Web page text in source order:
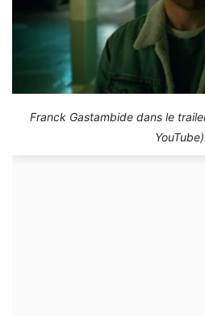
Franck Gastambide dans le
YouTube).